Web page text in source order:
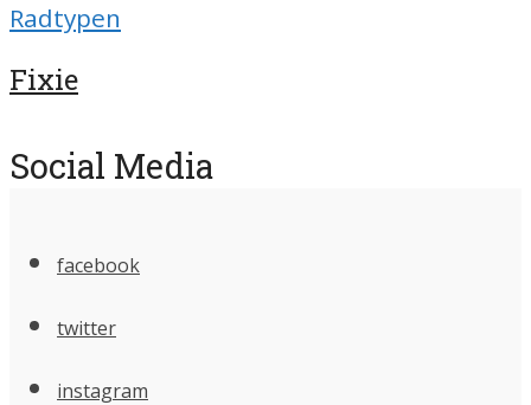
Radtypen
Fixie
Social Media
facebook
twitter
instagram